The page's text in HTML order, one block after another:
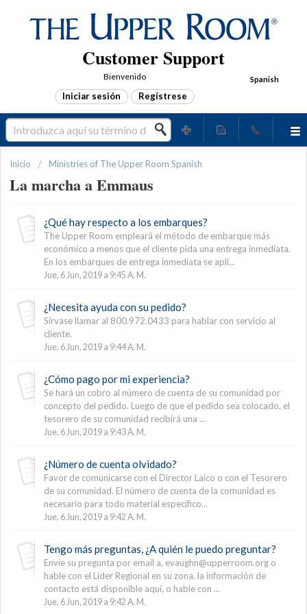
Customer Support
Spanish
Bienvenido
Iniciar sesión Regístrese
Inicio Ministries of The Upper Room Spanish
La marcha a Emmaus
¿Qué hay respecto a los embarques?
The Upper Room empleará el método de embarque más
económico a menos que el cliente pida una entrega inmediata.
En los embarques de entrega inmediata se apli...
Jue, 6 Jun, 2019 a 9:45 A. M.
¿Necesita ayuda con su pedido?
Sírvase llamar al 800.972.0433 para hablar con servicio al
cliente.
Jue, 6 Jun, 2019 a 9:44 A. M.
¿Cómo pago por mi experiencia?
Se hará un cobro al número de cuenta de su comunidad por
concepto del pedido. Luego de que el pedido sea colocado, el
tesorero de su comunidad recibirá una ...
Jue, 6 Jun, 2019 a 9:43 A. M.
¿Número de cuenta olvidado?
Favor de comunicarse con el Director Laico o con el Tesorero
de su comunidad. El número de cuenta de la comunidad es
necesario para todo material específico...
Jue, 6 Jun, 2019 a 9:42 A. M.
Tengo más preguntas, ¿A quién le puedo preguntar?
Envíe su pregunta por email a, evaughn@upperroom.org o
hable con el Líder Regional en su zona. la información de
contacto está disponible aquí, o hable con ...
Jue, 6 Jun, 2019 a 9:42 A. M.